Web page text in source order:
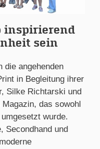
inspirierend
sein
die angehenden
in Begleitung ihrer
Silke Richtarski und
das sowohl
wurde.
Secondhand und